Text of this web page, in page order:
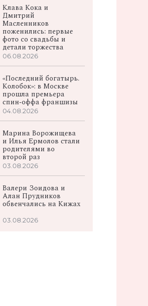
Клава Кока и
Дмитрий
Масленников
поженились: первые
фото со свадьбы и
детали торжества
06.08.2026
«Последний богатырь.
Колобок»: в Москве
прошла премьера
спин‑оффа франшизы
04.08.2026
Марина Ворожищева
и Илья Ермолов стали
родителями во
второй раз
03.08.2026
Валери Зоидова и
Алан Прудников
обвенчались на Кижах
03.08.2026